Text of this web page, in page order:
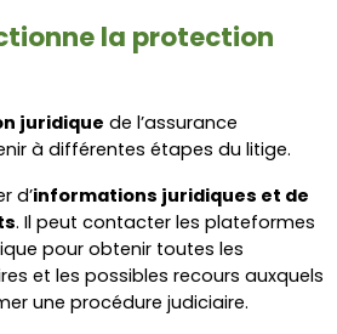
la protection
juridique de l’assurance
à différentes étapes du litige.
d’informations juridiques et de
. Il peut contacter les plateformes
pour obtenir toutes les
et les possibles recours auxquels
une procédure judiciaire.